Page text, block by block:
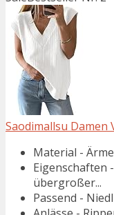
Saodimallsu Damen
Material -
Eigenschaften
übergroßer...
Passend -